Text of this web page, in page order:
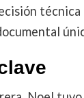
técnica